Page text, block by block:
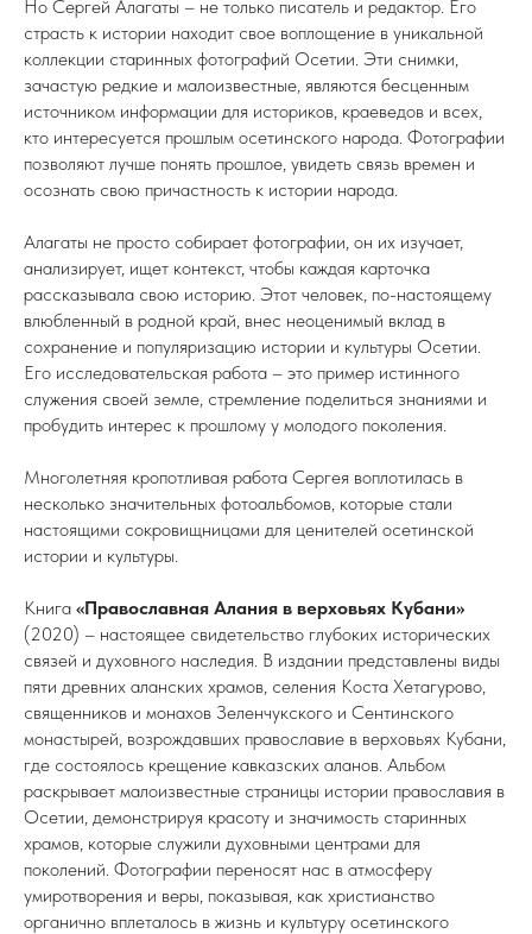
Но Сергей Алагаты – не только писатель и редактор. Его
страсть к истории находит свое воплощение в уникальной
коллекции старинных фотографий Осетии. Эти снимки,
зачастую редкие и малоизвестные, являются бесценным
источником информации для историков, краеведов и всех,
кто интересуется прошлым осетинского народа. Фотографии
позволяют лучше понять прошлое, увидеть связь времен и
осознать свою причастность к истории народа.
Алагаты не просто собирает фотографии, он их изучает,
анализирует, ищет контекст, чтобы каждая карточка
рассказывала свою историю. Этот человек, по-настоящему
влюбленный в родной край, внес неоценимый вклад в
сохранение и популяризацию истории и культуры Осетии.
Его исследовательская работа – это пример истинного
служения своей земле, стремление поделиться знаниями и
пробудить интерес к прошлому у молодого поколения.
Многолетняя кропотливая работа Сергея воплотилась в
несколько значительных фотоальбомов, которые стали
настоящими сокровищницами для ценителей осетинской
истории и культуры.
Книга «Православная Алания в верховьях Кубани»
(2020) – настоящее свидетельство глубоких исторических
связей и духовного наследия. В издании представлены виды
пяти древних аланских храмов, селения Коста Хетагурово,
священников и монахов Зеленчукского и Сентинского
монастырей, возрождавших православие в верховьях Кубани,
где состоялось крещение кавказских аланов. Альбом
раскрывает малоизвестные страницы истории православия в
Осетии, демонстрируя красоту и значимость старинных
храмов, которые служили духовными центрами для
поколений. Фотографии переносят нас в атмосферу
умиротворения и веры, показывая, как христианство
органично вплеталось в жизнь и культуру осетинского